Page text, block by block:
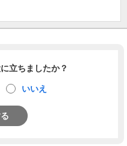
立ちましたか？
いいえ